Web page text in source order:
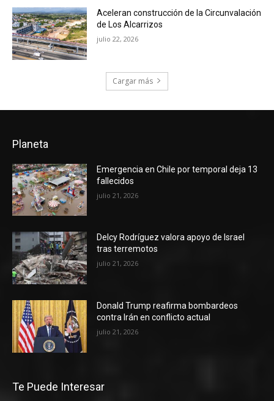
Aceleran construcción de la Circunvalación
de Los Alcarrizos
julio 22, 2026
Cargar más
Planeta
Emergencia en Chile por temporal deja 13
fallecidos
julio 21, 2026
Delcy Rodríguez valora apoyo de Israel
tras terremotos
julio 21, 2026
Donald Trump reafirma bombardeos
contra Irán en conflicto actual
julio 21, 2026
Te Puede Interesar